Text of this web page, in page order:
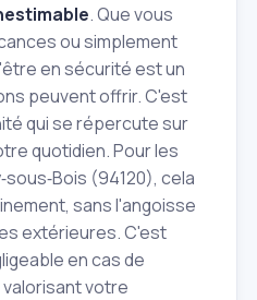
. Que vous
ou simplement
en sécurité est un
peuvent offrir. C'est
qui se répercute sur
quotidien. Pour les
(94120), cela
sans l'angoisse
extérieures. C'est
en cas de
votre